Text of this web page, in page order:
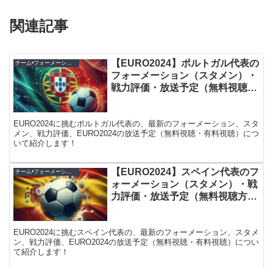
関連記事
チーム•フォーメーション紹介
【EURO2024】ポルトガル代表の
フォーメーション（スタメン）・
戦力評価・放送予定（無料視聴方
EURO2024に挑むポルトガル代表の、最新のフォーメーション、スタ
メン、戦力評価、EURO2024の放送予定（無料視聴・有料視聴）につ
いて紹介します！
チーム•フォーメーション紹介
【EURO2024】スペイン代表のフ
ォーメーション（スタメン）・戦
力評価・放送予定（無料視聴方
EURO2024に挑むスペイン代表の、最新のフォーメーション、スタメ
ン、戦力評価、EURO2024の放送予定（無料視聴・有料視聴）につい
て紹介します！